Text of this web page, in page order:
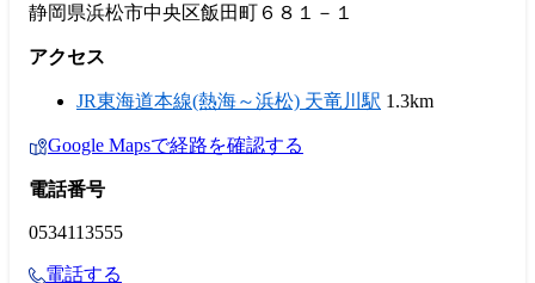
静岡県浜松市中央区飯田町６８１－１
アクセス
JR東海道本線(熱海～浜松) 天竜川駅 1.3km
Google Mapsで経路を確認する
電話番号
0534113555
電話する